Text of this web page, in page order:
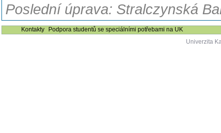
Poslední úprava: Stralczynská
Kontakty
Podpora studentů se speciálními potřebami na UK
Univerzita